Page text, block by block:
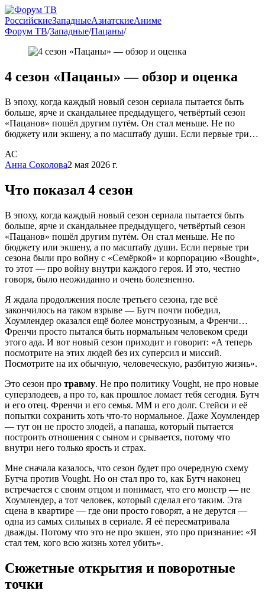
РоссийскиеЗападныеАзиатскиеАниме
Форум ТВ/Западные/Пацаны/
4 сезон «Пацаны» — обзор и оценка
В эпоху, когда каждый новый сезон сериала пытается быть
больше, ярче и скандальнее предыдущего, четвёртый сезон
«Пацанов» пошёл другим путём. Он стал меньше. Не по
бюджету или экшену, а по масштабу души. Если первые три…
АС
Анна Соколова2 мая 2026 г.
Что показал 4 сезон
В эпоху, когда каждый новый сезон сериала пытается быть
больше, ярче и скандальнее предыдущего, четвёртый сезон
«Пацанов» пошёл другим путём. Он стал меньше. Не по
бюджету или экшену, а по масштабу души. Если первые три
сезона были про войну с «Семёркой» и корпорацию «Вought»,
то этот — про войну внутри каждого героя. И это, честно
говоря, было неожиданно и очень болезненно.
Я ждала продолжения после третьего сезона, где всё
закончилось на таком взрыве — Бутч почти победил,
Хоумлендер оказался ещё более монструозным, а Френчи…
Френчи просто пытался быть нормальным человеком среди
этого ада. И вот новый сезон приходит и говорит: «А теперь
посмотрите на этих людей без их суперсил и миссий.
Посмотрите на их обычную, человеческую, разбитую жизнь».
Это сезон про травму. Не про политику Vought, не про новые
суперзлодеев, а про то, как прошлое ломает тебя сегодня. Бутч
и его отец. Френчи и его семья. ММ и его долг. Стейси и её
попытки сохранить хоть что-то нормальное. Даже Хоумлендер
— тут он не просто злодей, а папаша, который пытается
построить отношения с сыном и срывается, потому что
внутри него только ярость и страх.
Мне сначала казалось, что сезон будет про очередную схему
Бутча против Vought. Но он стал про то, как Бутч наконец
встречается с своим отцом и понимает, что его монстр — не
Хоумлендер, а тот человек, который сделал его таким. Эта
сцена в квартире — где они просто говорят, а не дерутся —
одна из самых сильных в сериале. Я её пересматривала
дважды. Потому что это не про экшен, это про признание: «Я
стал тем, кого всю жизнь хотел убить».
Сюжетные открытия и поворотные
точки